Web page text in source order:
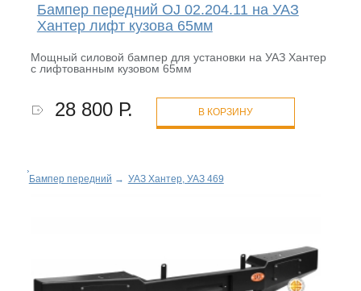
Бампер передний OJ 02.204.11 на УАЗ
Хантер лифт кузова 65мм
Мощный силовой бампер для установки на УАЗ Хантер
с лифтованным кузовом 65мм
28 800 Р. В КОРЗИНУ
Бампер передний → УАЗ Хантер, УАЗ 469